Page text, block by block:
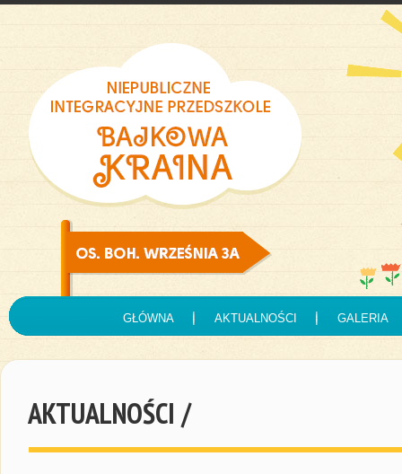
GŁÓWNA AKTUALNOŚCI GALERIA
AKTUALNOŚCI /